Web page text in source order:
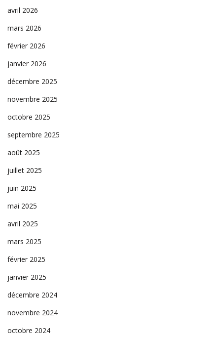
avril 2026
mars 2026
février 2026
janvier 2026
décembre 2025
novembre 2025
octobre 2025
septembre 2025
août 2025
juillet 2025
juin 2025
mai 2025
avril 2025
mars 2025
février 2025
janvier 2025
décembre 2024
novembre 2024
octobre 2024